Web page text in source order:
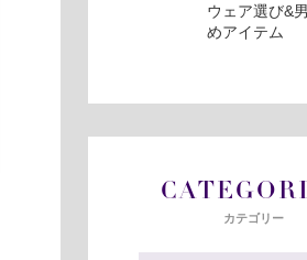
ウェア選び&
めアイテム
カテゴリー